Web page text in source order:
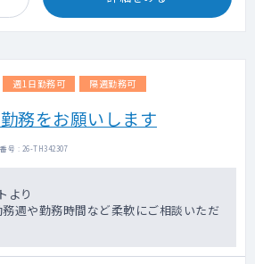
週1日勤務可 隔週勤務可
務をお願いします
号 : 26-TH342307
より
週や勤務時間など柔軟にご相談いただ